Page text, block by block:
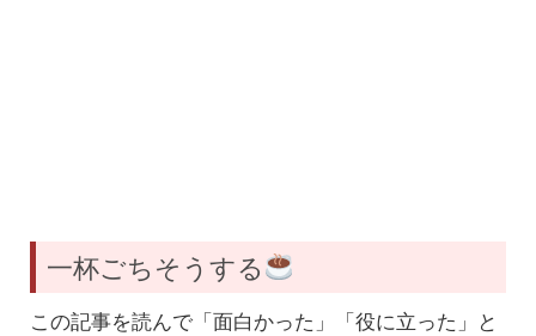
一杯ごちそうする
この記事を読んで「面白かった」「役に立った」と